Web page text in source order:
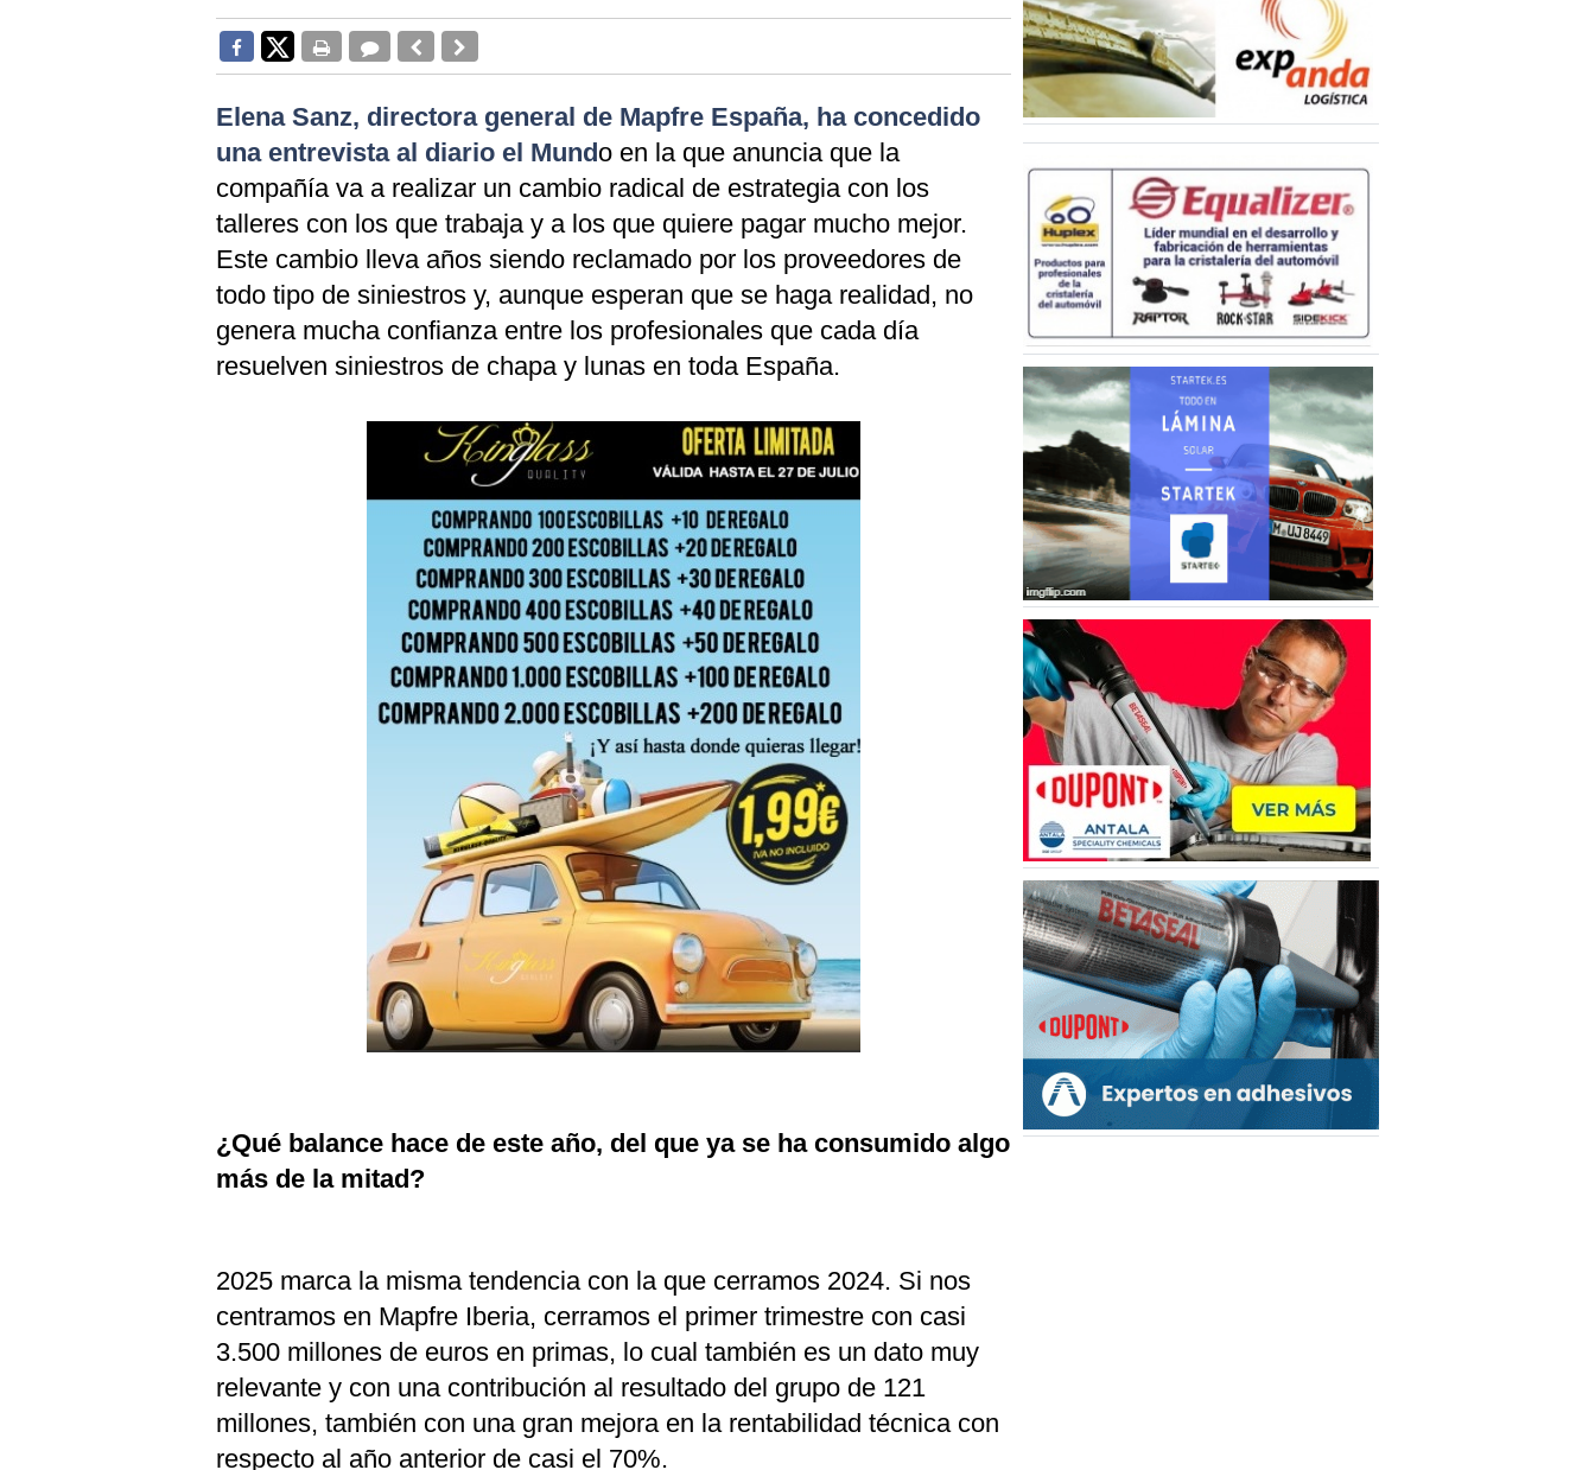
Elena Sanz, directora general de Mapfre España, ha concedido
una entrevista al diario el Mundo en la que anuncia que la
compañía va a realizar un cambio radical de estrategia con los
talleres con los que trabaja y a los que quiere pagar mucho mejor.
Este cambio lleva años siendo reclamado por los proveedores de
todo tipo de siniestros y, aunque esperan que se haga realidad, no
genera mucha confianza entre los profesionales que cada día
resuelven siniestros de chapa y lunas en toda España.
¿Qué balance hace de este año, del que ya se ha consumido algo
más de la mitad?
2025 marca la misma tendencia con la que cerramos 2024. Si nos
centramos en Mapfre Iberia, cerramos el primer trimestre con casi
3.500 millones de euros en primas, lo cual también es un dato muy
relevante y con una contribución al resultado del grupo de 121
millones, también con una gran mejora en la rentabilidad técnica con
respecto al año anterior de casi el 70%.